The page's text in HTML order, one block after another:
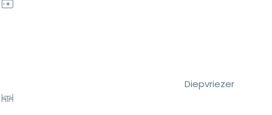
Diepvriezer